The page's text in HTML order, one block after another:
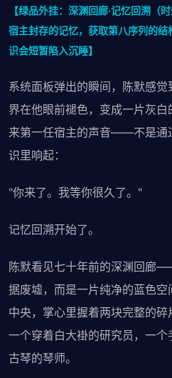
【绿品外挂：深渊回廊·记忆回溯（
宿主封存的记忆，获取第八序列的
识会短暂陷入沉睡】
系统面板弹出的瞬间，陈默感
界在他眼前褪色，变成一片灰
来第一任宿主的声音——不是通
识里响起：
"你来了。我等你很久了。"
记忆回溯开始了。
陈默看见七十年前的深渊回廊
据废墟，而是一片纯净的蓝色
中央，掌心里握着两块完整的碎
一个穿着白大褂的研究员，一
古琴的琴师。